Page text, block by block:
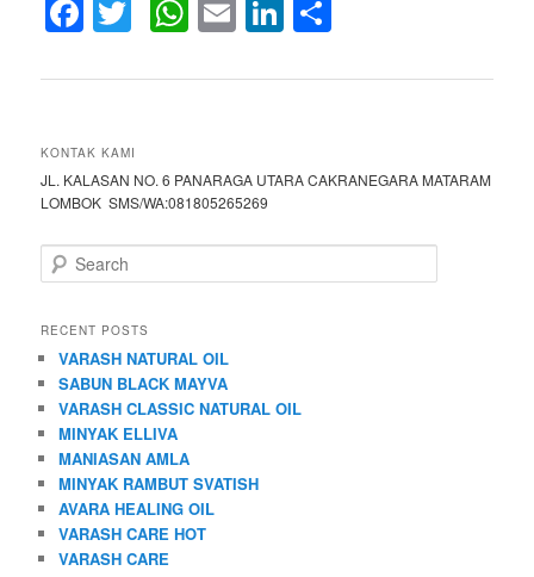
Facebook
TwitterWhatsApp
EmailLinkedIn
KONTAK KAMI
JL. KALASAN NO. 6 PANARAGA UTARA CAKRANEGARA MATARAM
LOMBOK SMS/WA:081805265269
e
rRECENT POSTS
VARASH NATURAL OIL
SABUN BLACK MAYVA
VARASH CLASSIC NATURAL OIL
MINYAK ELLIVA
MANIASAN AMLA
MINYAK RAMBUT SVATISH
AVARA HEALING OIL
VARASH CARE HOT
VARASH CARE